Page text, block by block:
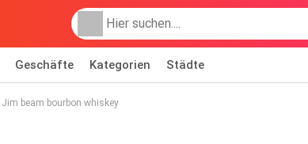
Geschäfte Kategorien Städte
Jim beam bourbon whiskey